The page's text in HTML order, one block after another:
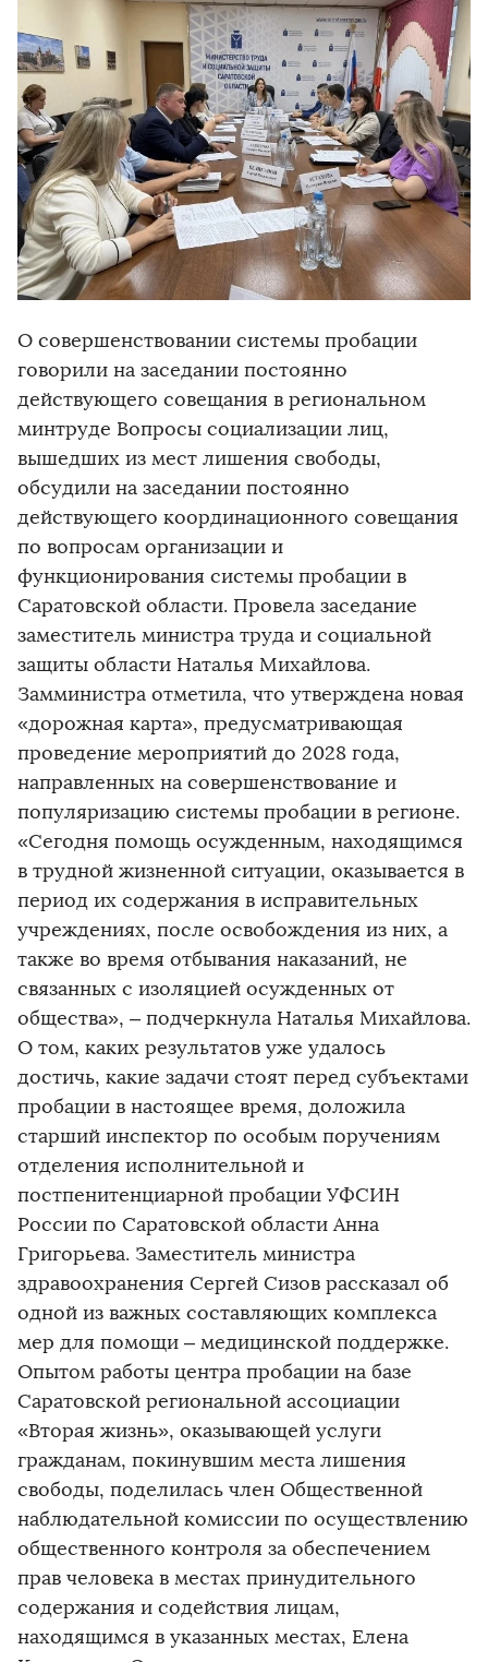
О совершенствовании системы пробации
говорили на заседании постоянно
действующего совещания в региональном
минтруде Вопросы социализации лиц,
вышедших из мест лишения свободы,
обсудили на заседании постоянно
действующего координационного совещания
по вопросам организации и
функционирования системы пробации в
Саратовской области. Провела заседание
заместитель министра труда и социальной
защиты области Наталья Михайлова.
Замминистра отметила, что утверждена новая
«дорожная карта», предусматривающая
проведение мероприятий до 2028 года,
направленных на совершенствование и
популяризацию системы пробации в регионе.
«Сегодня помощь осужденным, находящимся
в трудной жизненной ситуации, оказывается в
период их содержания в исправительных
учреждениях, после освобождения из них, а
также во время отбывания наказаний, не
связанных с изоляцией осужденных от
общества», – подчеркнула Наталья Михайлова.
О том, каких результатов уже удалось
достичь, какие задачи стоят перед субъектами
пробации в настоящее время, доложила
старший инспектор по особым поручениям
отделения исполнительной и
постпенитенциарной пробации УФСИН
России по Саратовской области Анна
Григорьева. Заместитель министра
здравоохранения Сергей Сизов рассказал об
одной из важных составляющих комплекса
мер для помощи – медицинской поддержке.
Опытом работы центра пробации на базе
Саратовской региональной ассоциации
«Вторая жизнь», оказывающей услуги
гражданам, покинувшим места лишения
свободы, поделилась член Общественной
наблюдательной комиссии по осуществлению
общественного контроля за обеспечением
прав человека в местах принудительного
содержания и содействия лицам,
находящимся в указанных местах, Елена